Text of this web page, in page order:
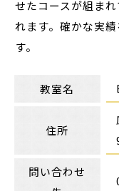
せたコースが組ま
れます。確かな実
す。
教室名
住所
問い合わせ